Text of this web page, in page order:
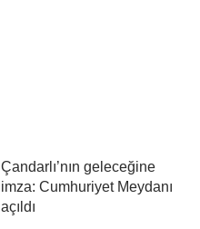
Çandarlı’nın geleceğine
imza: Cumhuriyet Meydanı
açıldı